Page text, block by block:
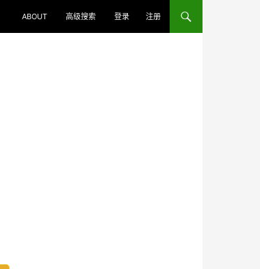
ABOUT 高级搜索 登录 注册